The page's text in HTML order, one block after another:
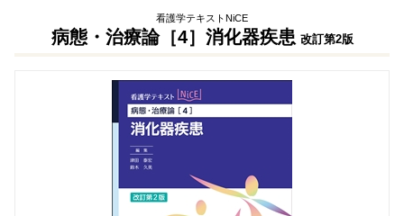
看護学テキストNiCE
病態・治療論［4］消化器疾患 改訂第2版